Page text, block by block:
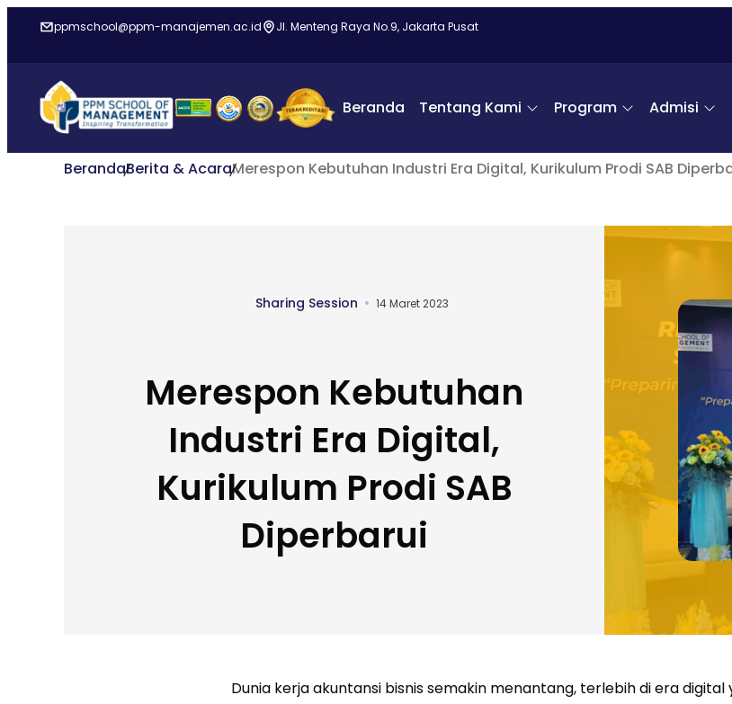
ppmschool@ppm-manajemen.ac.id Jl. Menteng Raya No.9, Jakarta Pusat
Beranda Tentang Kami Program Admisi
BerandaBerita & AcaraMerespon Kebutuhan Industri Era Digital, Kurikulum Prodi SAB
Sharing Session 14 Maret 2023
Merespon Kebutuhan
Industri Era Digital,
Kurikulum Prodi SAB
Diperbarui
Dunia kerja akuntansi bisnis semakin menantang, terlebih di era